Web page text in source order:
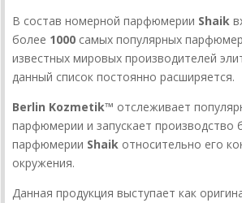
В состав номерной парфюмерии Shaik
более 1000 самых популярных
известных мировых производителей
данный список постоянно расширяется.
Berlin Kozmetik™ отслеживает
парфюмерии и запускает производство
парфюмерии Shaik относительно его
окружения.
Данная продукция выступает как